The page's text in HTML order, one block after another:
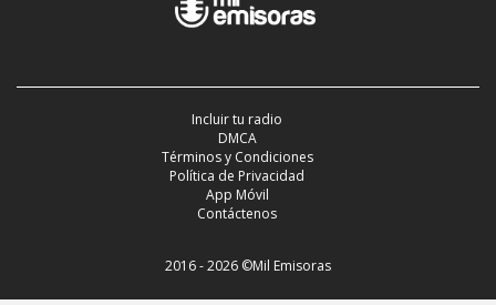
Incluir tu radio
DMCA
Términos y Condiciones
Política de Privacidad
App Móvil
Contáctenos
2016 - 2026 ©Mil Emisoras